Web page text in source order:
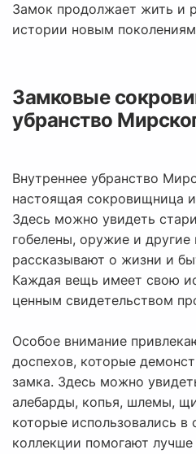
Замок продолжает жить и
истории новым
Замковые
убранство
Внутреннее убранство
настоящая сокровищница
Здесь можно увидеть
гобелены, оружие и
рассказывают о жизни и
Каждая вещь имеет свою
ценным свидетельством
Особое внимание
доспехов, которые
замка. Здесь можно
алебарды, копья, шлемы,
которые использовались в
коллекции помогают лучше